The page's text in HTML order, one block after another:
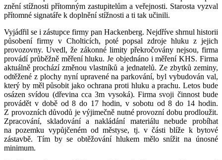
znění stížnosti přítomným zastupitelům a veřejnosti. Starosta vyzval
přítomné signatáře k doplnění stížnosti a ti tak učinili.
Vyjádřil se i zástupce firmy pan Hackenberg. Nejdříve shrnul historii
působení firmy v Cholticích, poté popsal zdroje hluku z jejich
provozovny. Uvedl, že zákonné limity překročovány nejsou, firma
provádí průběžně měření hluku. Je objednáno i měření KHS. Firma
aktuálně prochází změnou vlastníků a jednatelů. Ze zbytků zeminy,
odtěžené z plochy nyní upravené na parkování, byl vybudován val,
který by měl působit jako ochrana proti hluku a prachu. Letos bude
osázen svídou (dřevina cca 3m vysoká). Firma svoji činnost bude
provádět v době od 8 do 17 hodin, v sobotu od 8 do 14 hodin.
Z provozních důvodů je výjimečně nutné provozní dobu prodloužit.
Zpracování, skladování a nakládání materiálu nebude probíhat
na pozemku vypůjčeném od městyse, tj. v části blíže k bytové
zástavbě. Tím by se obtěžování hlukem mělo snížit na únosné
minimum.